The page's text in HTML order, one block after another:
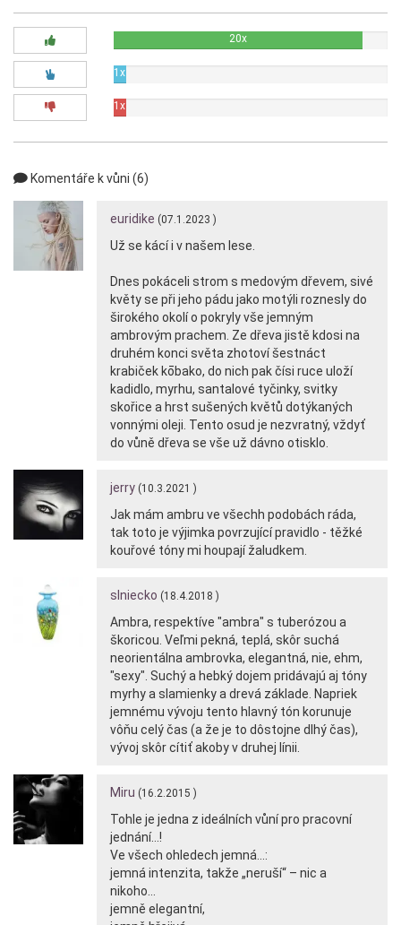
20x
1x
1x
Komentáře k vůni (6)
euridike (07.1.2023 )
Už se kácí i v našem lese.
Dnes pokáceli strom s medovým dřevem, sivé
květy se při jeho pádu jako motýli roznesly do
širokého okolí o pokryly vše jemným
ambrovým prachem. Ze dřeva jistě kdosi na
druhém konci světa zhotoví šestnáct
krabiček kōbako, do nich pak čísi ruce uloží
kadidlo, myrhu, santalové tyčinky, svitky
skořice a hrst sušených květů dotýkaných
vonnými oleji. Tento osud je nezvratný, vždyť
do vůně dřeva se vše už dávno otisklo.
jerry (10.3.2021 )
Jak mám ambru ve všechh podobách ráda,
tak toto je výjimka povrzující pravidlo - těžké
kouřové tóny mi houpají žaludkem.
slniecko (18.4.2018 )
Ambra, respektíve "ambra" s tuberózou a
škoricou. Veľmi pekná, teplá, skôr suchá
neorientálna ambrovka, elegantná, nie, ehm,
"sexy". Suchý a hebký dojem pridávajú aj tóny
myrhy a slamienky a drevá základe. Napriek
jemnému vývoju tento hlavný tón korunuje
vôňu celý čas (a že je to dôstojne dlhý čas),
vývoj skôr cítiť akoby v druhej línii.
Miru (16.2.2015 )
Tohle je jedna z ideálních vůní pro pracovní
jednání…!
Ve všech ohledech jemná…:
jemná intenzita, takže „neruší“ – nic a
nikoho…
jemně elegantní,